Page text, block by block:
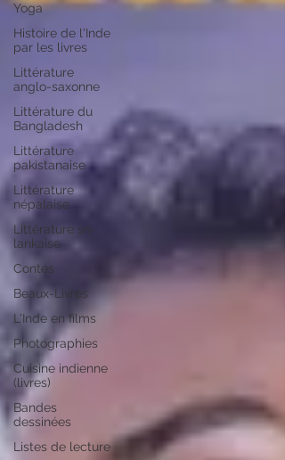
Yoga
Histoire de l'Inde
par les livres
Littérature
anglo-saxonne
Littérature du
Bangladesh
Littérature
pakistanaise
Littérature
népalaise
Littérature sri-
lankaise
Contes
Beaux-Livres
L'Inde en films
Photographies
Cuisine indienne
(livres)
Bandes
dessinées
Listes de lecture